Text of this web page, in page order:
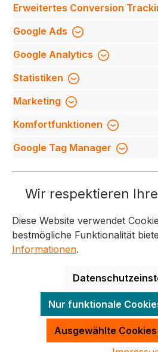
Beschreibung
Entdecken
Jacke, gefertigt aus
kontrastierenden Streifen an
Mehr
Bewertungen
Service-Hotline
Weitere Themen
Informationen
Alle Preise exkl. gesetzl.
Versandkostenund ggf.
nicht anders
Erweitertes Conversion
Google Ads
Google Analytics
Statistiken
Marketing
Komfortfunktionen
Google Tag Manager
Wir respektieren
Diese Website verwendet
bestmögliche Funktionalität
Informationen.
Nur funktionale
Ausgewählte